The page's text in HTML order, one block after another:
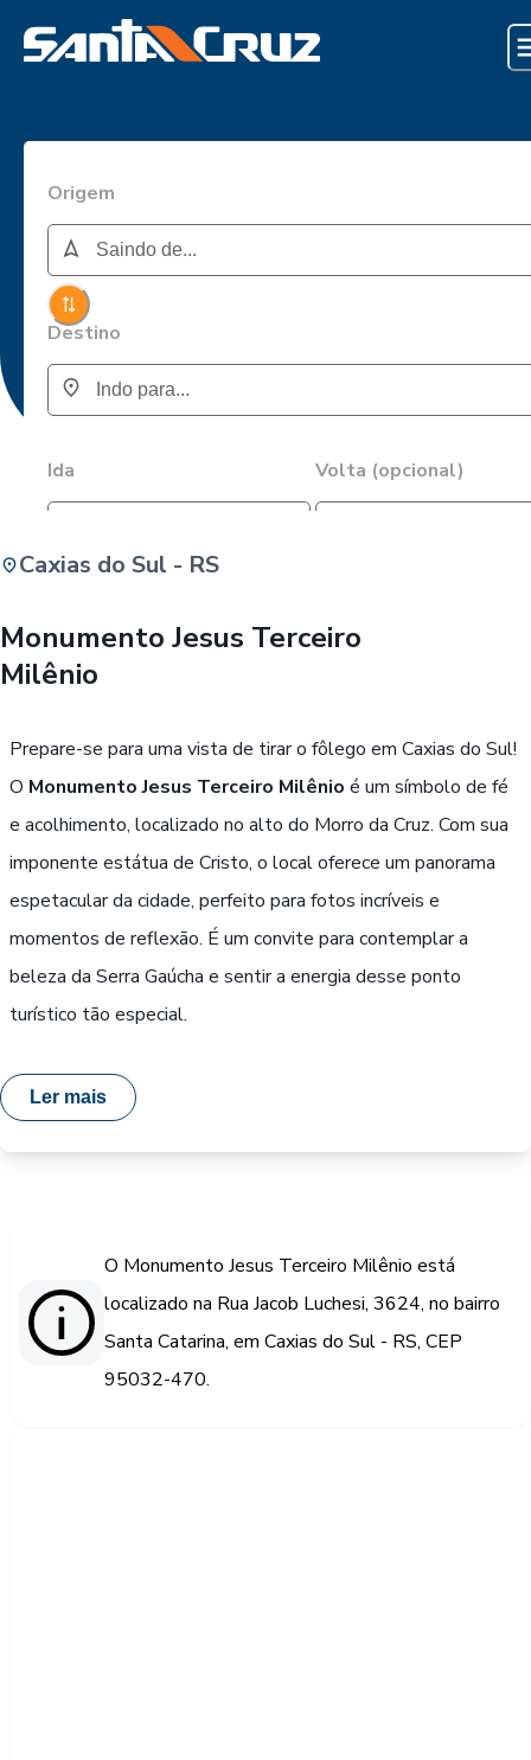
Origem
Destino
Ida Volta (opcional)
Caxias do Sul - RS
Monumento Jesus Terceiro
Milênio
Prepare-se para uma vista de tirar o fôlego em Caxias do Sul!
O Monumento Jesus Terceiro Milênio é um símbolo de fé
e acolhimento, localizado no alto do Morro da Cruz. Com sua
imponente estátua de Cristo, o local oferece um panorama
espetacular da cidade, perfeito para fotos incríveis e
momentos de reflexão. É um convite para contemplar a
beleza da Serra Gaúcha e sentir a energia desse ponto
turístico tão especial.
Ler mais
O Monumento Jesus Terceiro Milênio está
localizado na Rua Jacob Luchesi, 3624, no bairro
Santa Catarina, em Caxias do Sul - RS, CEP
95032-470.